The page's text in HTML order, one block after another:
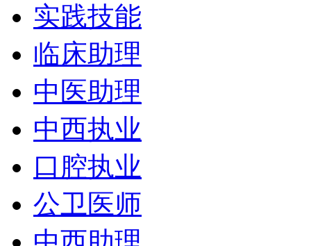
实践技能
临床助理
中医助理
中西执业
口腔执业
公卫医师